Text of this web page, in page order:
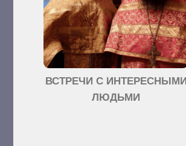
ВСТРЕЧИ С ИНТЕРЕСНЫМИ
ЛЮДЬМИ